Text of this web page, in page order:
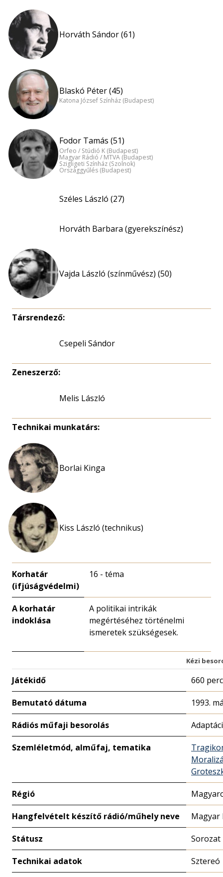
Horváth Sándor (61)
Blaskó Péter (45)
Katona József Színház (Budapest)
Fodor Tamás (51)
Orfeo / Stúdió K (Budapest)
Magyar Rádió / MTVA (Budapest)
Szigligeti Színház (Szolnok)
Országgyűlés (Budapest)
Széles László (27)
Horváth Barbara (gyerekszínész)
Vajda László (színművész) (50)
Társrendező:
Csepeli Sándor
Zeneszerző:
Melis László
Technikai munkatárs:
Borlai Kinga
Kiss László (technikus)
Korhatár
(ifjúságvédelmi)
16 - téma
A korhatár
indoklása
A politikai intrikák
megértéséhez történelmi
ismeretek szükségesek.
Kézi
Játékidő 660 perc
Bemutató dátuma 1993.
Rádiós műfaji besorolás
Szemléletmód, alműfaj, tematika
Régió
Hangfelvételt készítő rádió/műhely neve Magyar
Státusz Sorozat
Technikai adatok Sztereó